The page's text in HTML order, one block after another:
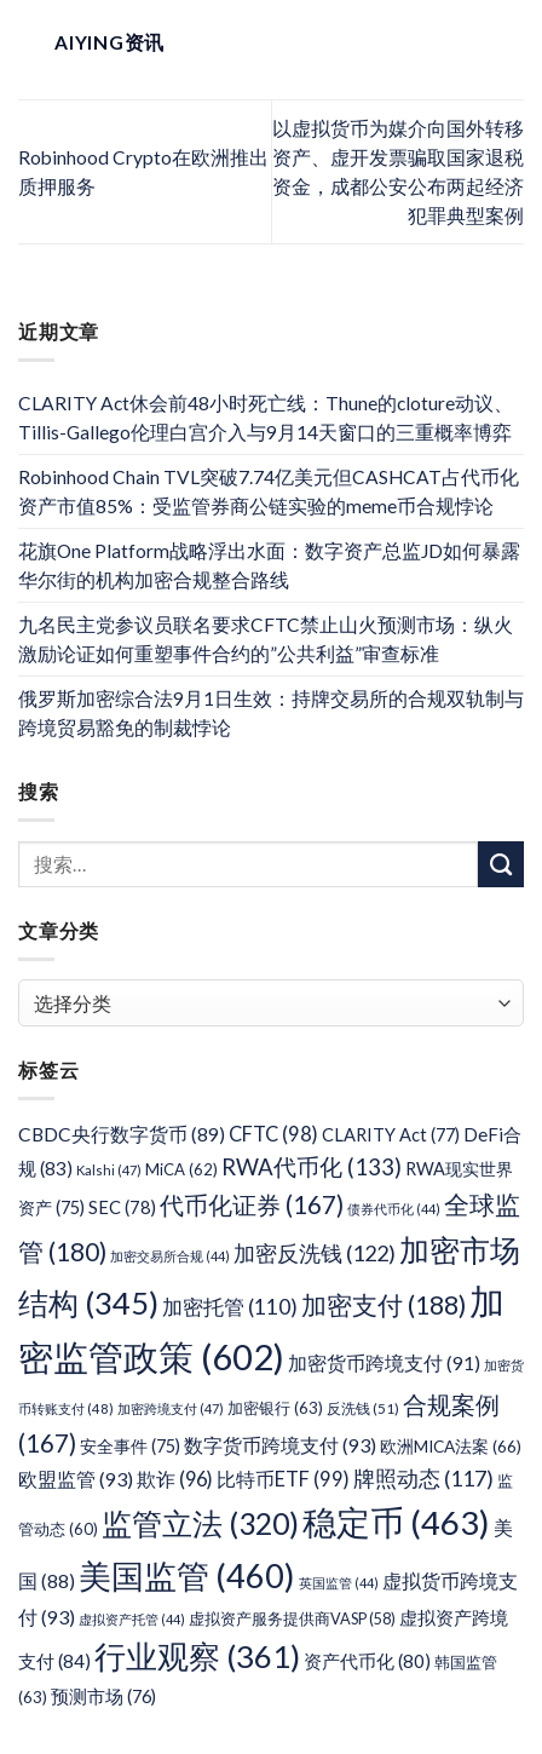
近期文章
CLARITY Act休会前48小时死亡线：Thune的cloture动议、
Tillis-Gallego伦理白宫介入与9月14天窗口的三重概率博弈
Robinhood Chain TVL突破7.74亿美元但CASHCAT占代币化
资产市值85%：受监管券商公链实验的meme币合规悖论
花旗One Platform战略浮出水面：数字资产总监JD如何暴露
华尔街的机构加密合规整合路线
九名民主党参议员联名要求CFTC禁止山火预测市场：纵火
激励论证如何重塑事件合约的”公共利益”审查标准
俄罗斯加密综合法9月1日生效：持牌交易所的合规双轨制与
跨境贸易豁免的制裁悖论
搜索
文章分类
章
类
标签云
CBDC央行数字货币 (89) CFTC (98) CLARITY Act(77) DeFi合
规(83) Kalshi (47) MiCA(62) RWA代币化 (133) RWA现实世界
资产(75) SEC(78) 代币化证券 (167) 债券代币化 (44) 全球监
管 (180) 加密交易所合规 (44) 加密反洗钱 (122) 加密市场
结构 (345) 加密托管 (110) 加密支付 (188) 加
密监管政策 (602) 加密货币跨境支付(91) 加密货
币转账支付 (48) 加密跨境支付 (47) 加密银行(63) 反洗钱(51) 合规案例
(167) 安全事件(75) 数字货币跨境支付(93)欧洲MICA法案 (66)
欧盟监管 (93)欺诈 (96) 比特币ETF (99) 牌照动态 (117) 监
管动态(60) 监管立法 (320)稳定币 (463) 美
国 (88) 美国监管 (460) 英国监管 (44) 虚拟货币跨境支
付(93) 虚拟资产托管 (44) 虚拟资产服务提供商VASP(58) 虚拟资产跨境
支付(84) 行业观察 (361) 资产代币化(80) 韩国监管
(63) 预测市场 (76)
AIYING资讯
Robinhood Crypto在欧洲推出
质押服务
以虚拟货币为媒介向国外转移
资产、虚开发票骗取国家退税
资金，成都公安公布两起经济
犯罪典型案例